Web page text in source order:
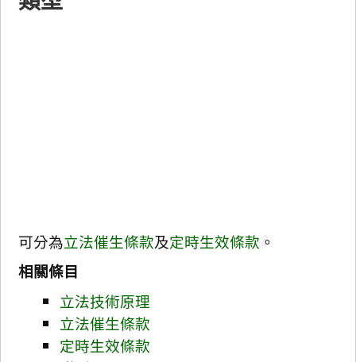
可分為立法催生條款及定時生效條款 。
相關條目
立法技術原理
立法催生條款
定時生效條款